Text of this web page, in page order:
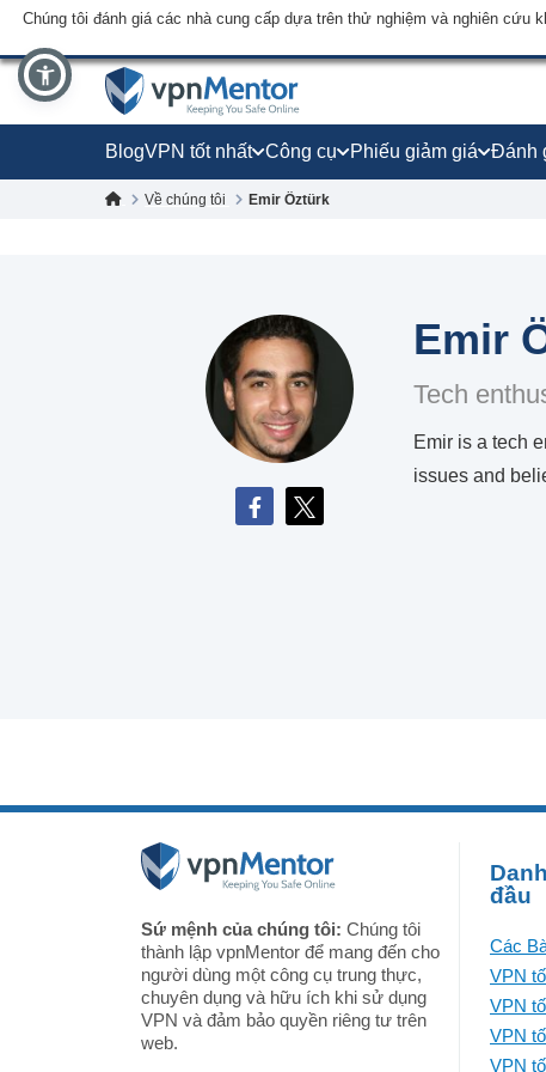
Chúng tôi đánh giá các nhà cung cấp dựa trên thử nghiệm và nghiên
BlogVPN tốt nhất Công cụ Phiếu giảm giá Đánh
Về chúng tôi Emir Öztürk
Emir
Tech
Emir is a tech
issues and
Sứ mệnh của chúng tôi: Chúng tôi
thành lập vpnMentor để mang đến cho
người dùng một công cụ trung thực,
chuyên dụng và hữu ích khi sử dụng
VPN và đảm bảo quyền riêng tư trên
web.
đầu
Các
VPN
VPN
VPN
VPN